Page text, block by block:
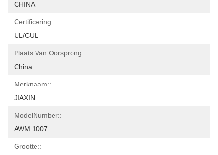
CHINA
Certificering:
UL/CUL
Plaats Van Oorsprong::
China
Merknaam::
JIAXIN
ModelNumber::
AWM 1007
Grootte::